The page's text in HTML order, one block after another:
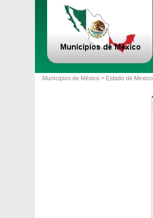
Municipios de México > Estado de Mexico